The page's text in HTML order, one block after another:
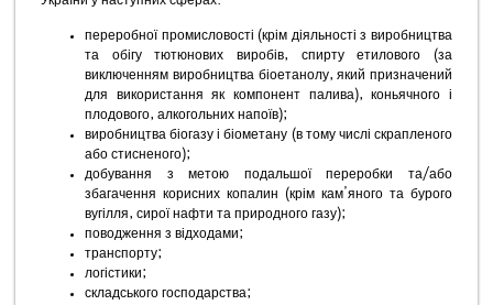
переробної промисловості (крім діяльності з виробництва
та обігу тютюнових виробів, спирту етилового (за
виключенням виробництва біоетанолу, який призначений
для використання як компонент палива), коньячного і
плодового, алкогольних напоїв);
виробництва біогазу і біометану (в тому числі скрапленого
або стисненого);
добування з метою подальшої переробки та/або
збагачення корисних копалин (крім кам’яного та бурого
вугілля, сирої нафти та природного газу);
поводження з відходами;
транспорту;
логістики;
складського господарства;